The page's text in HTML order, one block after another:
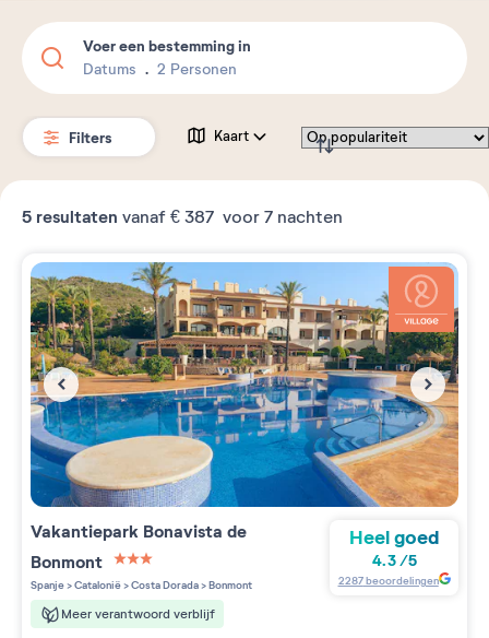
Voer een bestemming in
Datums 2 Personen
Filters Kaart
5 resultaten vanaf € 387 voor 7 nachten
Vakantiepark Bonavista de
Bonmont
3 étoiles sur 5
Spanje>Catalonië>Costa Dorada>Bonmont
Meer verantwoord verblijf
Heel goed
4.3/5
2287beoordelingen